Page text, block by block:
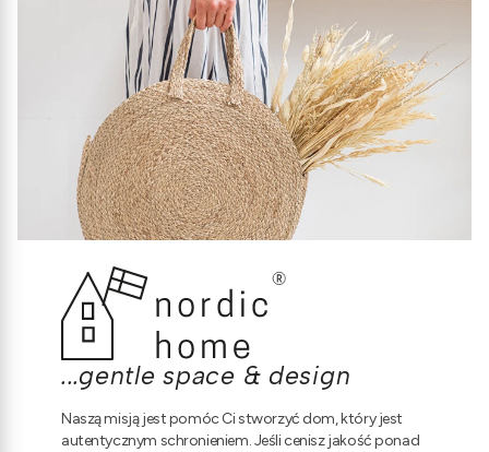
...gentle space & design
Naszą misją jest pomóc Ci stworzyć dom, który jest
autentycznym schronieniem. Jeśli cenisz jakość ponad